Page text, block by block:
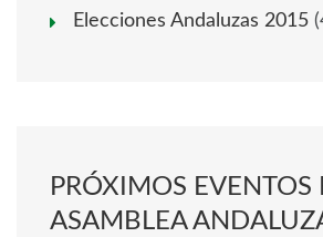
Elecciones Andaluzas 2015
PRÓXIMOS EVENTOS
ASAMBLEA